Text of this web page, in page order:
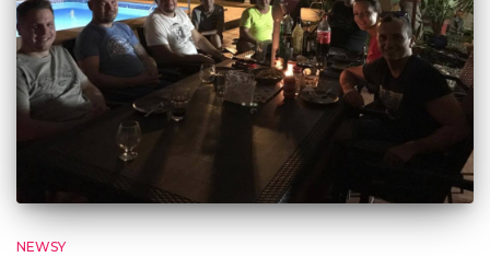
NEWSY